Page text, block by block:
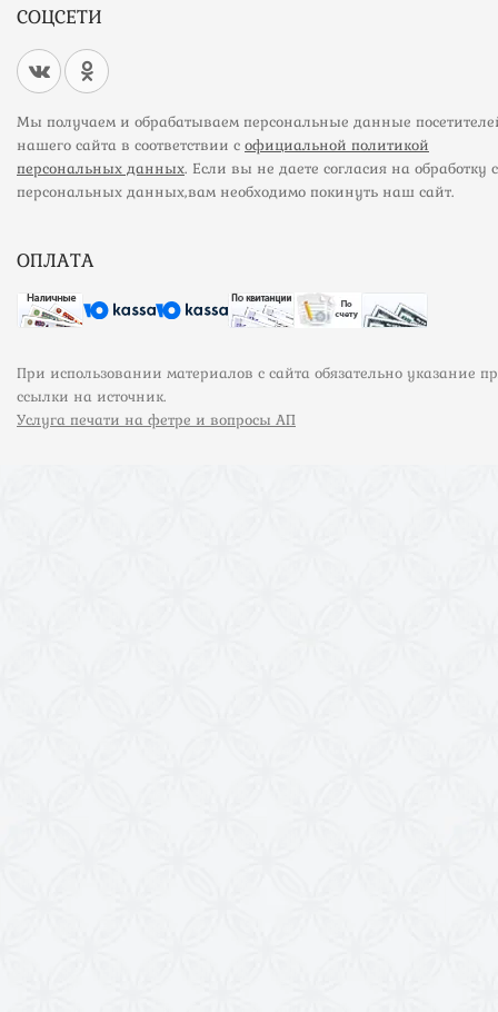
СОЦСЕТИ
Мы получаем и обрабатываем персональные данные
нашего сайта в соответствии с официальной политикой
персональных данных. Если вы не даете согласия на обработку
персональных данных,вам необходимо покинуть наш сайт.
ОПЛАТА
При использовании материалов с сайта обязательно указание
ссылки на источник.
Услуга печати на фетре и вопросы АП